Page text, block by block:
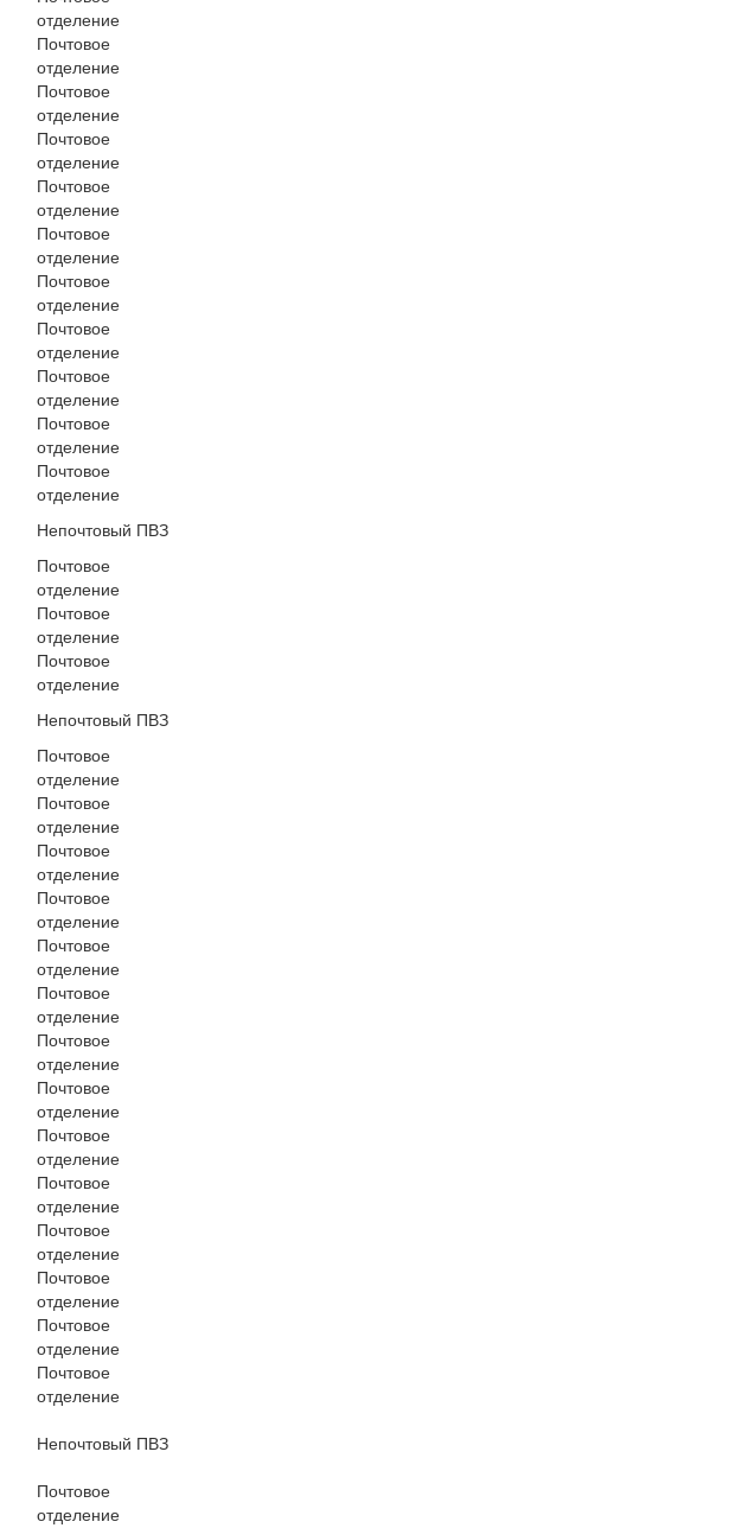
отделение
Почтовое
отделение
Почтовое
отделение
Почтовое
отделение
Почтовое
отделение
Почтовое
отделение
Почтовое
отделение
Почтовое
отделение
Почтовое
отделение
Почтовое
отделение
Почтовое
отделение
Непочтовый ПВЗ
Почтовое
отделение
Почтовое
отделение
Почтовое
отделение
Непочтовый ПВЗ
Почтовое
отделение
Почтовое
отделение
Почтовое
отделение
Почтовое
отделение
Почтовое
отделение
Почтовое
отделение
Почтовое
отделение
Почтовое
отделение
Почтовое
отделение
Почтовое
отделение
Почтовое
отделение
Почтовое
отделение
Почтовое
отделение
Почтовое
отделение
Непочтовый ПВЗ
Почтовое
отделение